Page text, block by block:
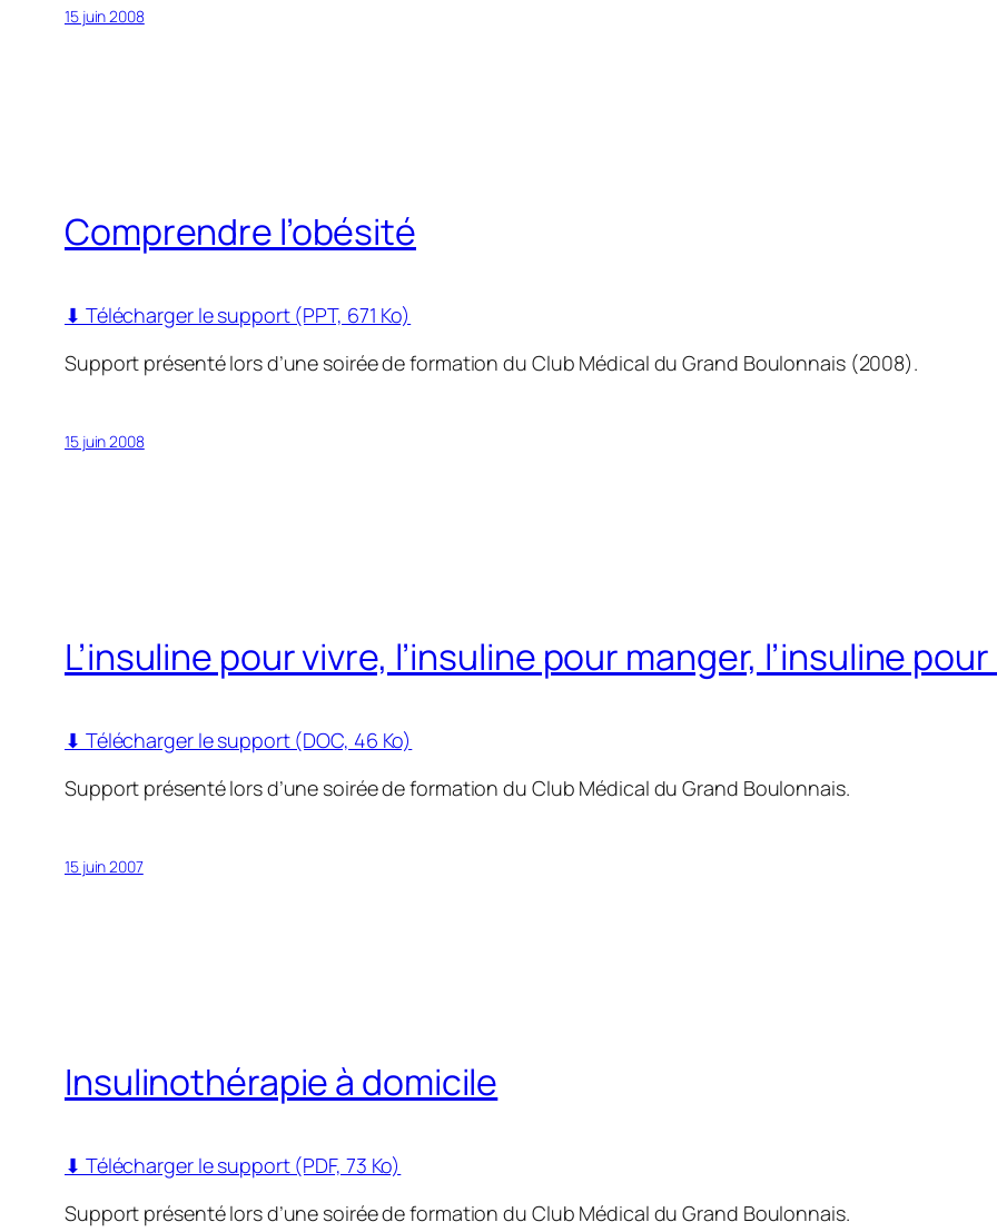
15 juin 2008
Comprendre l’obésité
⬇ Télécharger le support (PPT, 671 Ko)
Support présenté lors d’une soirée de formation du Club Médical du Grand Boulonnais (2008).
15 juin 2008
L’insuline pour vivre, l’insuline pour manger, l’insuline
⬇ Télécharger le support (DOC, 46 Ko)
Support présenté lors d’une soirée de formation du Club Médical du Grand Boulonnais.
15 juin 2007
Insulinothérapie à domicile
⬇ Télécharger le support (PDF, 73 Ko)
Support présenté lors d’une soirée de formation du Club Médical du Grand Boulonnais.